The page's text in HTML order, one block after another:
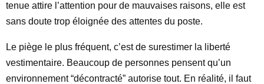
tenue attire l’attention pour de mauvaises raisons, elle est
sans doute trop éloignée des attentes du poste.
Le piège le plus fréquent, c’est de surestimer la liberté
vestimentaire. Beaucoup de personnes pensent qu’un
environnement “décontracté” autorise tout. En réalité, il faut